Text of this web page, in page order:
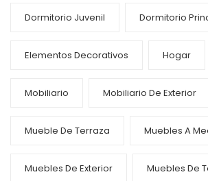
Dormitorio Juvenil Dormitorio
Elementos Decorativos Hogar
Mobiliario Mobiliario De Exterior
Mueble De Terraza Muebles A
Muebles De Exterior Muebles De